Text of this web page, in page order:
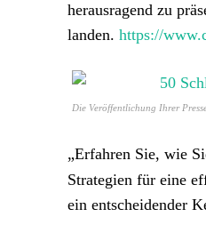
herausragend zu
landen. https://
Die Veröffentlichung Ihrer
„Erfahren Sie, wie
Strategien für eine
ein entscheidender